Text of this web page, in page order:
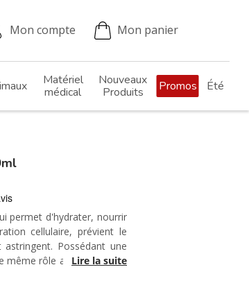
Mon compte Mon panier
Matériel
médical
Nouveaux
Produits
Promos Été
permet d'hydrater, nourrir
cellulaire, prévient le
Possédant une
même rôle au niveau de la
de brûlure légère, de
Lire la suite